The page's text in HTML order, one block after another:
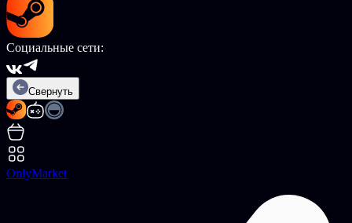
Социальные сети:
Свернуть
OnlyMarket